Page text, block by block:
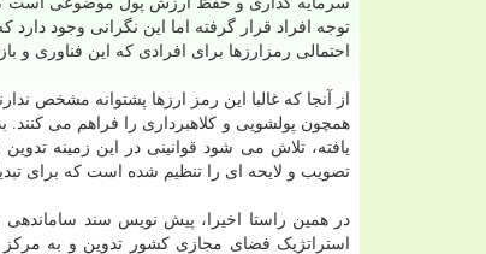
توجه افراد قرار گرفته اما این نگرانی وجود
احتمالی رمزارزها برای افرادی که این فناوری و
از آنجا که غالبا این رمز ارزها پشتوانه مشخص
همچون پولشویی و کلاهبرداری را فراهم می
تصویب و لایحه ای را تنظیم شده است که برای
در همین راستا اخیرا، پیش نویس سند
استراتژیک فضای مجازی کشور تدوین و به